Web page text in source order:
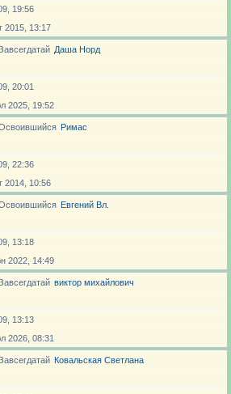
19:56
2015, 13:17
Даша Норд
20:01
2025, 19:52
Римас
22:36
2014, 10:56
Евгений Вл.
13:18
2022, 14:49
виктор михайлович
13:13
2026, 08:31
Ковальская Светлана